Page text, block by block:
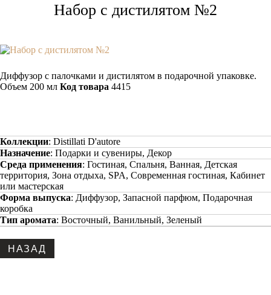
Набор с дистилятом №2
Диффузор с палочками и дистилятом в подарочной упаковке.
Объем 200 мл Код товара 4415
Коллекции: Distillati D'autore
Назначение: Подарки и сувениры, Декор
Среда применения: Гостиная, Спальня, Ванная, Детская
территория, Зона отдыха, SPA, Современная гостиная, Кабинет
или мастерская
Форма выпуска: Диффузор, Запасной парфюм, Подарочная
коробка
Тип аромата: Восточный, Ванильный, Зеленый